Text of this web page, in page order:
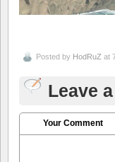
Posted by HodRuZ at
Leave
Your Comment